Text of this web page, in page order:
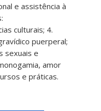
e assistência à
culturais; 4.
puerperal;
sexuais e
amor
e práticas.